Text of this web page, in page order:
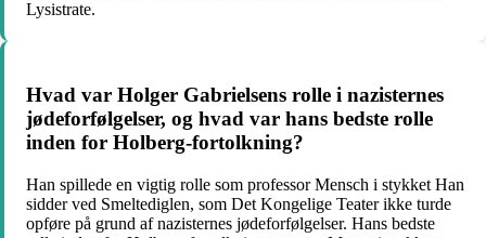
Lysistrate.
Hvad var Holger Gabrielsens rolle i nazisternes
jødeforfølgelser, og hvad var hans bedste rolle
inden for Holberg-fortolkning?
Han spillede en vigtig rolle som professor Mensch i stykket Han
sidder ved Smeltediglen, som Det Kongelige Teater ikke turde
opføre på grund af nazisternes jødeforfølgelser. Hans bedste